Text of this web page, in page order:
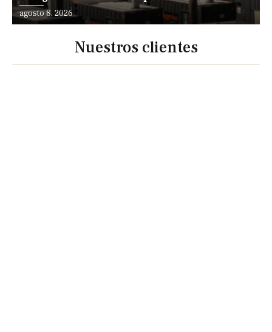
expansión
agosto 8, 2026
Nuestros clientes